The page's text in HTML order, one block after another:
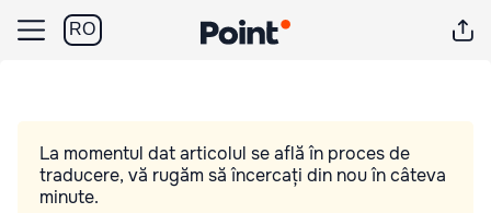
RO
La momentul dat articolul se află în proces de
traducere, vă rugăm să încercați din nou în câteva
minute.